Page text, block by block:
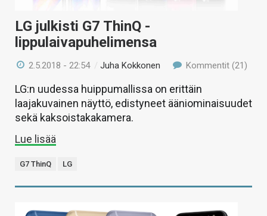
LG julkisti G7 ThinQ -
lippulaivapuhelimensa
2.5.2018 - 22:54 /Juha Kokkonen Kommentit (21)
LG:n uudessa huippumallissa on erittäin
laajakuvainen näyttö, edistyneet ääniominaisuudet
sekä kaksoistakakamera.
Lue lisää
G7 ThinQ LG